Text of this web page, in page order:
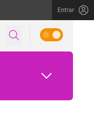
Entrar